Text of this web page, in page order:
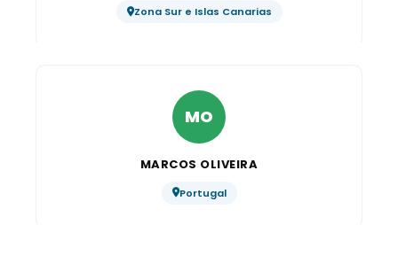
Zona Sur e Islas Canarias
MO
MARCOS OLIVEIRA
Portugal